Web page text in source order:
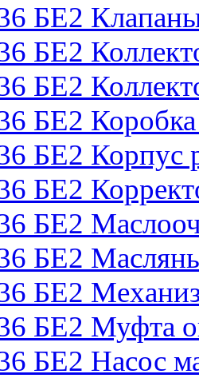
БЕ2 Клапаны
БЕ2
БЕ2
БЕ2 Коробка
БЕ2 Корпус
БЕ2
БЕ2
БЕ2
БЕ2
БЕ2 Муфта
БЕ2 Насос